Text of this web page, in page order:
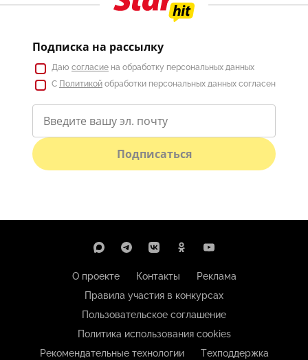
Подписка на рассылку
Даю согласие на обработку персональных данных
С Политикой обработки персональных данных согласен
Подписаться
О проекте Контакты
Реклама
Правила участия в конкурсах
Пользовательское соглашение
Политика использования cookies
Рекомендательные технологии
Техподдержка